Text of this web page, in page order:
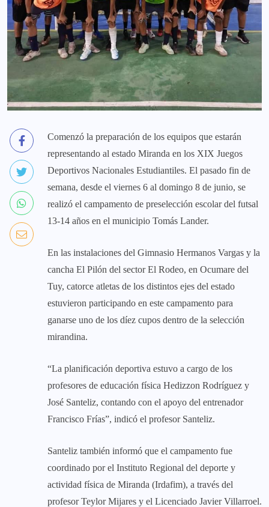
Comenzó la preparación de los equipos que estarán
representando al estado Miranda en los XIX Juegos
Deportivos Nacionales Estudiantiles. El pasado fin de
semana, desde el viernes 6 al domingo 8 de junio, se
realizó el campamento de preselección escolar del futsal
13-14 años en el municipio Tomás Lander.
En las instalaciones del Gimnasio Hermanos Vargas y la
cancha El Pilón del sector El Rodeo, en Ocumare del
Tuy, catorce atletas de los distintos ejes del estado
estuvieron participando en este campamento para
ganarse uno de los díez cupos dentro de la selección
mirandina.
“La planificación deportiva estuvo a cargo de los
profesores de educación física Hedizzon Rodríguez y
José Santeliz, contando con el apoyo del entrenador
Francisco Frías”, indicó el profesor Santeliz.
Santeliz también informó que el campamento fue
coordinado por el Instituto Regional del deporte y
actividad física de Miranda (Irdafim), a través del
profesor Teylor Mijares y el Licenciado Javier Villarroel.